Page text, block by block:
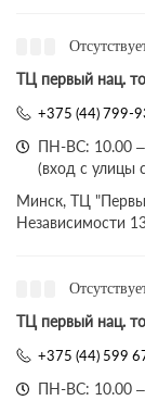
ТЦ первый нац.
+375 (44) 799-
ПН-ВС: 10.00
(вход с улицы
Минск, ТЦ
Независимости
ТЦ первый нац.
+375 (44) 599
ПН-ВС: 10.00